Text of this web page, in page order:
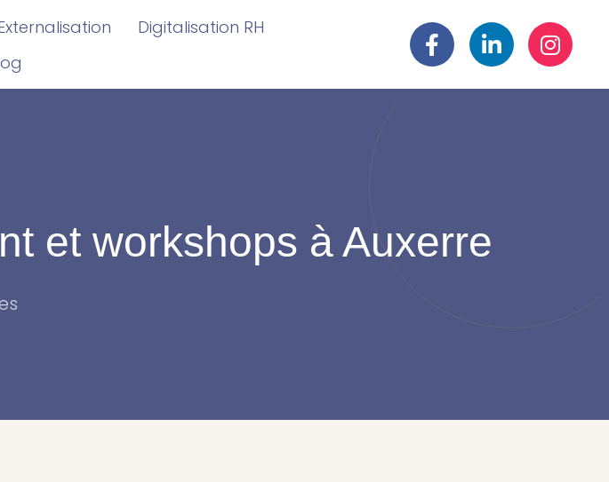
Digitalisation RH
et workshops à Auxerre